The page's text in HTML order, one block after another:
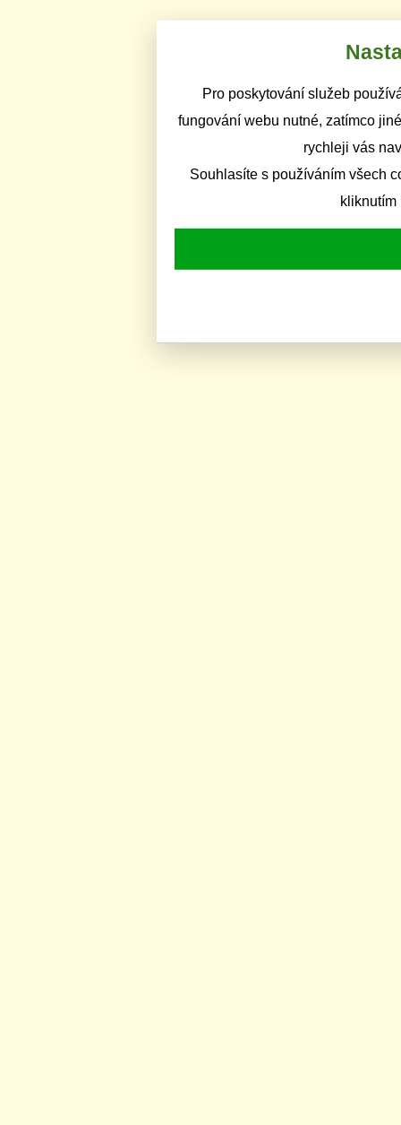
Pro poskytování služeb
fungování webu nutné, zatímco
rychleji vás
Souhlasíte s používáním všech
kliknutím